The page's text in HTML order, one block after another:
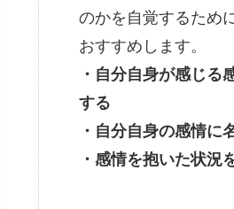
のかを自覚するため
おすすめします。
・自分自身が感じる
する
・自分自身の感情に
・感情を抱いた状況